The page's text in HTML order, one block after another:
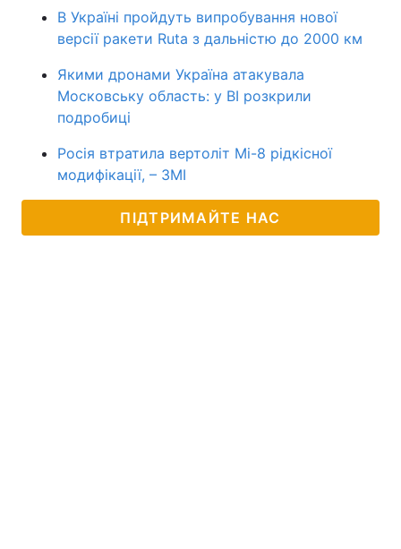
В Україні пройдуть випробування нової
версії ракети Ruta з дальністю до 2000 км
Якими дронами Україна атакувала
Московську область: у BI розкрили
подробиці
Росія втратила вертоліт Мі-8 рідкісної
модифікації, – ЗМІ
ПІДТРИМАЙТЕ НАС